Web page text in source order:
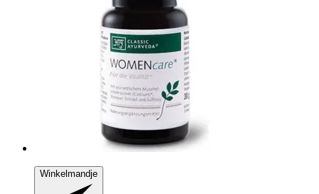
Winkelmandje